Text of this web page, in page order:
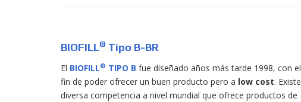
BIOFILL® Tipo B-BR
El BIOFILL® TIPO B fue diseñado años más tarde 1998, con el
fin de poder ofrecer un buen producto pero a low cost. Existe
diversa competencia a nivel mundial que ofrece productos de